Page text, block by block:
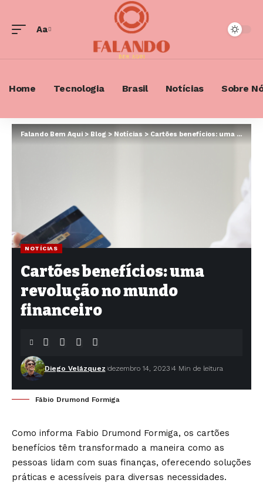
Font
Aa
Home Tecnologia Brasil Notícias Sobre
Falando Bem Aqui > Blog >Notícias>Cartões benefícios: uma revolução no mundo financeiro
NOTÍCIAS
Cartões benefícios: uma
revolução no mundo
financeiro
Diego Velázquez dezembro 14, 2023 4 Min de leitura
Fábio Drumond Formiga
Como informa Fabio Drumond Formiga, os cartões
benefícios têm transformado a maneira como as
pessoas lidam com suas finanças, oferecendo soluções
práticas e acessíveis para diversas necessidades.